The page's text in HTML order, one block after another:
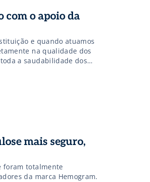
com o apoio da
e quando atuamos
na qualidade dos
a saudabilidade dos
mais seguro,
foram totalmente
da marca Hemogram.